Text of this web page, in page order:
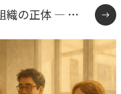
織の正体 ― 権
こと